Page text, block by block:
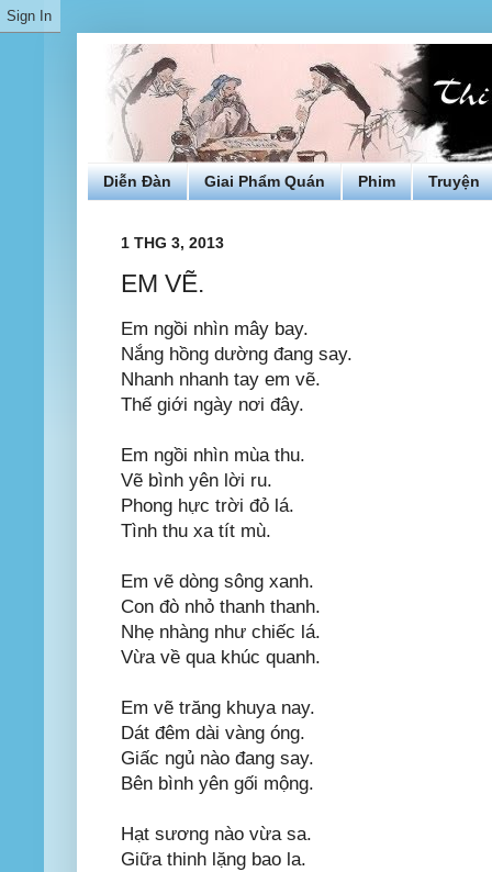
Diễn Đàn Giai Phẩm Quán Phim Truyện
1 THG 3, 2013
EM VẼ.
Em ngồi nhìn mây bay.
Nắng hồng dường đang say.
Nhanh nhanh tay em vẽ.
Thế giới ngày nơi đây.
Em ngồi nhìn mùa thu.
Vẽ bình yên lời ru.
Phong hực trời đỏ lá.
Tình thu xa tít mù.
Em vẽ dòng sông xanh.
Con đò nhỏ thanh thanh.
Nhẹ nhàng như chiếc lá.
Vừa về qua khúc quanh.
Em vẽ trăng khuya nay.
Dát đêm dài vàng óng.
Giấc ngủ nào đang say.
Bên bình yên gối mộng.
Hạt sương nào vừa sa.
Giữa thinh lặng bao la.